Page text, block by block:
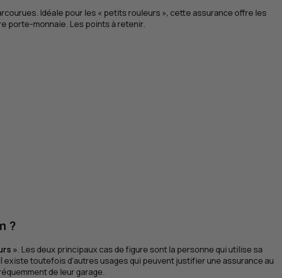
Idéale pour les « petits rouleurs », cette assurance offre les
porte-monnaie. Les points à retenir.
?
». Les deux principaux cas de figure sont la personne qui utilise sa
toutefois d’autres usages qui peuvent justifier une assurance au
de leur garage.